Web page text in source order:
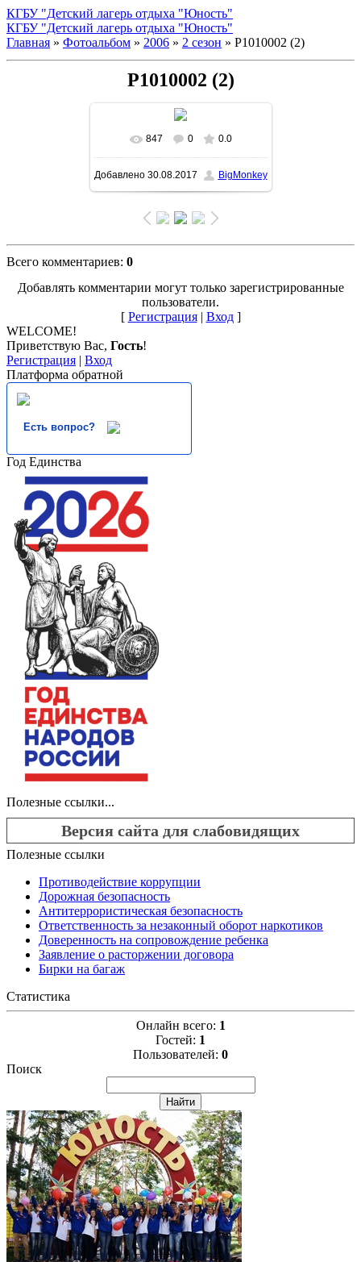
КГБУ "Детский лагерь отдыха "Юность"
КГБУ "Детский лагерь отдыха "Юность"
Главная » Фотоальбом » 2006 » 2 сезон » P1010002 (2)
P1010002 (2)
В реальном размере
1500x1125/ 282.1Kb
847 0 0.0
Добавлено30.08.2017 BigMonkey
Всего комментариев: 0
Добавлять комментарии могут только зарегистрированные
пользователи.
[ Регистрация| Вход]
WELCOME!
Приветствую Вас, Гость!
Регистрация | Вход
Платформа обратной
Есть вопрос?
Год Единства
Полезные ссылки...
Версия сайта для слабовидящих
Полезные ссылки
Противодействие коррупции
Дорожная безопасность
Антитеррористическая безопасность
Ответственность за незаконный оборот наркотиков
Доверенность на сопровождение ребенка
Заявление о расторжении договора
Бирки на багаж
Статистика
Онлайн всего: 1
Гостей: 1
Пользователей: 0
Поиск